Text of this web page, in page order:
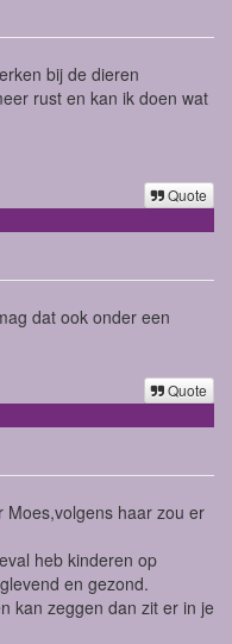
bij de dieren
rust en kan ik doen wat
Quote
dat ook onder een
Quote
Moes,volgens haar zou er
heb kinderen op
en gezond.
kan zeggen dan zit er in je